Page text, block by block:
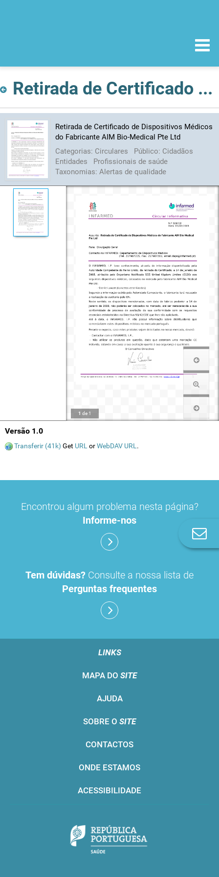
Retirada de Certificado de Dispositivos Médicos do Fabricante AIM Bio-Medical Pte Ltd
Retirada de Certificado de Dispositivos Médicos
do Fabricante AIM Bio-Medical Pte Ltd
Categorias: Circulares Público: Cidadãos
Entidades
Profissionais de saúde
Taxonomias: Alertas de qualidade
1 de 1
Versão 1.0
Transferir (41k) Get URL orWebDAV URL .
Encontrou algum problema nesta página?
Informe-nos
Tem dúvidas? Consulte a nossa lista de
Perguntas frequentes
LINKS
MAPA DO SITE
AJUDA
SOBRE O SITE
CONTACTOS
ONDE ESTAMOS
ACESSIBILIDADE